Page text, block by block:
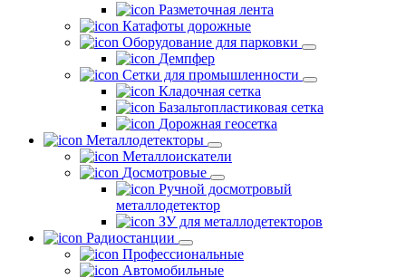
Разметочная лента
Катафоты дорожные
Оборудование для парковки
Демпфер
Сетки для промышленности
Кладочная сетка
Базальтопластиковая сетка
Дорожная геосетка
Металлодетекторы
Металлоискатели
Досмотровые
Ручной досмотровый
металлодетектор
ЗУ для металлодетекторов
Радиостанции
Профессиональные
Автомобильные